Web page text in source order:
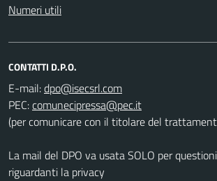
Numeri utili
CONTATTI D.P.O.
E-mail:
PEC:
(per comunicare con il titolare del
La mail del DPO va usata SOLO per questioni
riguardanti la privacy